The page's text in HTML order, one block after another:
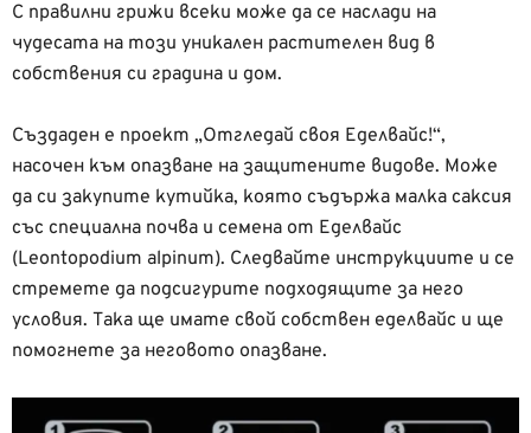
С правилни грижи всеки може да се наслади на
чудесата на този уникален растителен вид в
собствения си градина и дом.
Създаден е проект „Отгледай своя Еделвайс!“,
насочен към опазване на защитените видове. Може
да си закупите кутийка, която съдържа малка саксия
със специална почва и семена от Еделвайс
(Leontopodium alpinum). Следвайте инструкциите и се
стремете да подсигурите подходящите за него
условия. Така ще имате свой собствен еделвайс и ще
помогнете за неговото опазване.